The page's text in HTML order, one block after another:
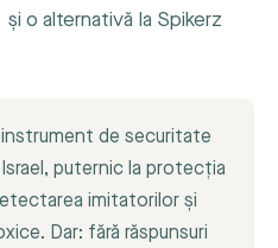
o alternativă la Spikerz
de securitate
puternic la protecția
imitatorilor și
Dar: fără răspunsuri